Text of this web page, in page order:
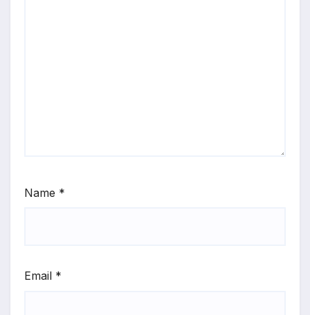
Name *
Email *